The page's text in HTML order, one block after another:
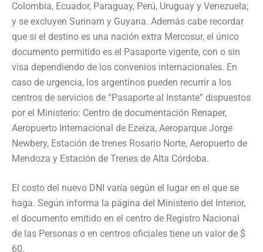
Colombia, Ecuador, Paraguay, Perú, Uruguay y Venezuela;
y se excluyen Surinam y Guyana. Además cabe recordar
que si el destino es una nación extra Mercosur, el único
documento permitido es el Pasaporte vigente, con o sin
visa dependiendo de los convenios internacionales. En
caso de urgencia, los argentinos pueden recurrir a los
centros de servicios de “Pasaporte al Instante” dispuestos
por el Ministerio: Centro de documentación Renaper,
Aeropuerto Internacional de Ezeiza, Aeroparque Jorge
Newbery, Estación de trenes Rosario Norte, Aeropuerto de
Mendoza y Estación de Trenes de Alta Córdoba.
El costo del nuevo DNI varía según el lugar en el que se
haga. Según informa la página del Ministerio del Interior,
el documento emitido en el centro de Registro Nacional
de las Personas o en centros oficiales tiene un valor de $
60.